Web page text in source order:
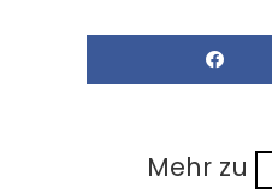
Mehr zu